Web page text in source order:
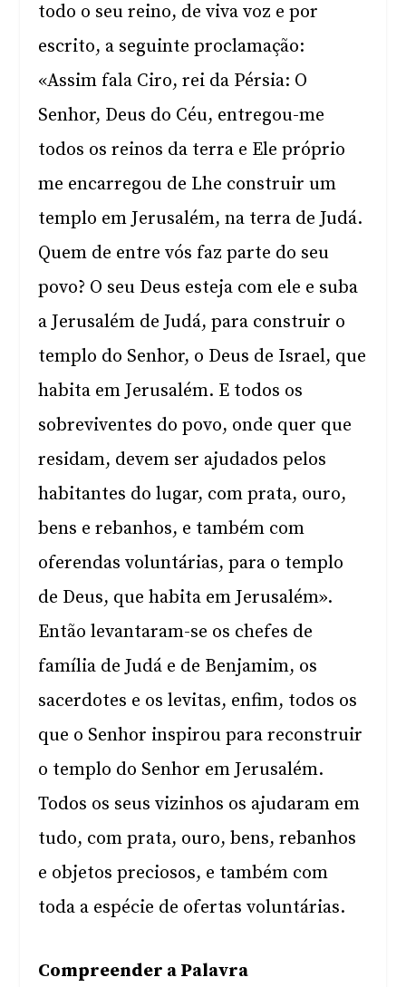
todo o seu reino, de viva voz e por
escrito, a seguinte proclamação:
«Assim fala Ciro, rei da Pérsia: O
Senhor, Deus do Céu, entregou-me
todos os reinos da terra e Ele próprio
me encarregou de Lhe construir um
templo em Jerusalém, na terra de Judá.
Quem de entre vós faz parte do seu
povo? O seu Deus esteja com ele e suba
a Jerusalém de Judá, para construir o
templo do Senhor, o Deus de Israel, que
habita em Jerusalém. E todos os
sobreviventes do povo, onde quer que
residam, devem ser ajudados pelos
habitantes do lugar, com prata, ouro,
bens e rebanhos, e também com
oferendas voluntárias, para o templo
de Deus, que habita em Jerusalém».
Então levantaram-se os chefes de
família de Judá e de Benjamim, os
sacerdotes e os levitas, enfim, todos os
que o Senhor inspirou para reconstruir
o templo do Senhor em Jerusalém.
Todos os seus vizinhos os ajudaram em
tudo, com prata, ouro, bens, rebanhos
e objetos preciosos, e também com
toda a espécie de ofertas voluntárias.
Compreender a Palavra